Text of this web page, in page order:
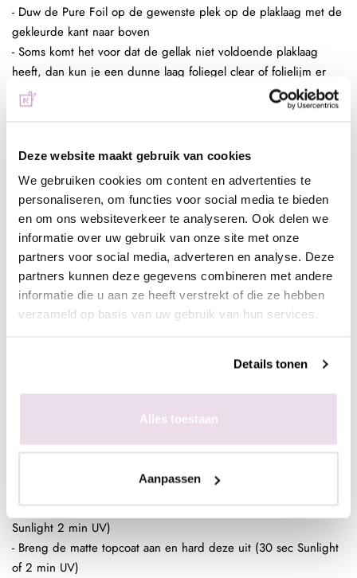
Deze website maakt gebruik van cookies
We gebruiken cookies om content en advertenties te
personaliseren, om functies voor social media te bieden
en om ons websiteverkeer te analyseren. Ook delen we
informatie over uw gebruik van onze site met onze
partners voor social media, adverteren en analyse. Deze
partners kunnen deze gegevens combineren met andere
informatie die u aan ze heeft verstrekt of die ze hebben
verzameld op basis van uw gebruik van hun services.
Details tonen
Alles toestaan
Aanpassen
- Duw de Pure Foil op de gewenste plek op de plaklaag met de
gekleurde kant naar boven
- Soms komt het voor dat de gellak niet voldoende plaklaag
heeft, dan kun je een dunne laag foliegel clear of folielijm er
tussen zetten.
- Trek de folie weer omhoog en herhaal dit tot je het resultaat
- Breng een topcoat aan over je design
Full color nagel folie:
- Bereid de (kunst)nagel voor zoals gebruikelijk
- Breng een laag Be Jeweled Gelpolish, Urban Nails Colorgel of
Urban Nails Pro&Go no wipe aan en hard deze uit (30 sec
Sunlight 2 min UV)
- Breng een dunne strijklaag foliegel clear aan en hard deze uit
(30 sec Sunlight, 2 min UV) of folielijm en laat deze aan de
lucht drogen tot het volledig transparant is
behaald. Door de sterke plaklaag van de foliegel zal de gehele
Nagel Folie Design:
- Breng een laag Be Jeweled Gelpolish, Urban Nails Colorgel of
Urban Nails Pro&Go no wipe aan en hard deze uit (30 sec
Sunlight 2 min UV)
- Breng de matte topcoat aan en hard deze uit (30 sec Sunlight
of 2 min UV)